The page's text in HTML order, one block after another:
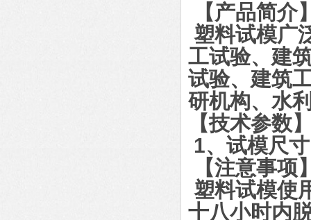
【产品简介
塑料试模广
工试验、建
试验、建筑
研机构、水
【技术参数
1、试模尺
【注意事项
塑料试模使
十八小时内